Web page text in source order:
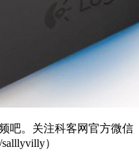
。关注科客网官方微信
）